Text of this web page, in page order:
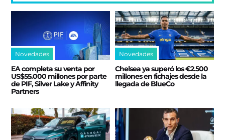
Novedades
EA completa su venta por
US$55.000 millones por parte
de PIF, Silver Lake y Affinity
Partners
Novedades
Chelsea ya superó los €2.500
millones en fichajes desde la
llegada de BlueCo